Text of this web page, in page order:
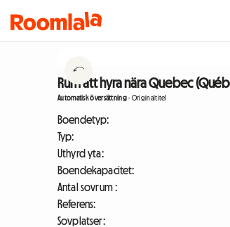
Rum att hyra nära Quebec
Automatisk översättning-Originaltitel
Boendetyp:
Typ:
Uthyrd yta:
Boendekapacitet:
Antal sovrum :
Referens:
Sovplatser: